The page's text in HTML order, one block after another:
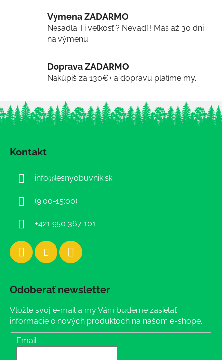
Výmena ZADARMO
Nesadla Ti veľkosť ? Nevadí ! Máš až 30 dni
na výmenu.
Doprava ZADARMO
Nakúpiš za 130€+ a dopravu platíme my.
Kontakt
info@lesnyobuvnik.sk
(9:00-15:00)
+421 950 367 101
Odoberať newsletter
Vložte svoj e-mail a my Vám budeme zasielať
informácie o nových produktoch na našom e-shope.
Email